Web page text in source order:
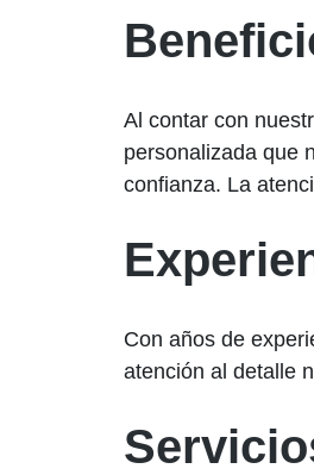
Al contar con
personalizada que
confianza. La
Con años de
atención al detalle